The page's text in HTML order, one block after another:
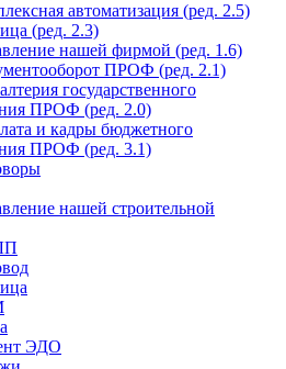
автоматизация (ред. 2.5)
(ред. 2.3)
нашей фирмой (ред. 1.6)
ПРОФ (ред. 2.1)
государственного
ПРОФ (ред. 2.0)
и кадры бюджетного
ПРОФ (ред. 3.1)
нашей строительной
ЭДО